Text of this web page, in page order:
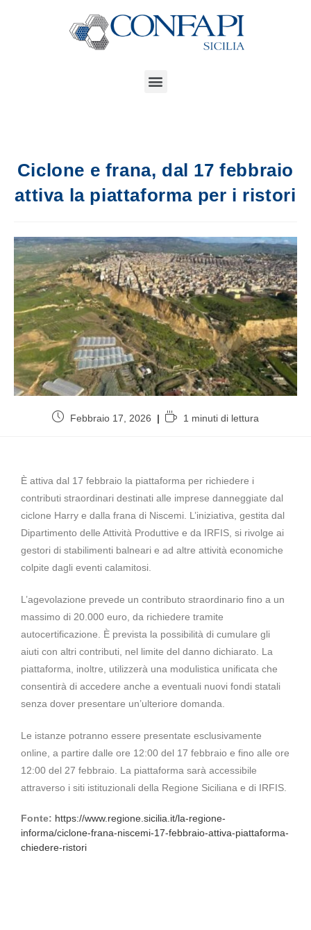
Ciclone e frana, dal 17 febbraio
attiva la piattaforma per i ristori
Febbraio 17, 2026 1 minuti di lettura
È attiva dal 17 febbraio la piattaforma per richiedere i
contributi straordinari destinati alle imprese danneggiate dal
ciclone Harry e dalla frana di Niscemi. L’iniziativa, gestita dal
Dipartimento delle Attività Produttive e da IRFIS, si rivolge ai
gestori di stabilimenti balneari e ad altre attività economiche
colpite dagli eventi calamitosi.
L’agevolazione prevede un contributo straordinario fino a un
massimo di 20.000 euro, da richiedere tramite
autocertificazione. È prevista la possibilità di cumulare gli
aiuti con altri contributi, nel limite del danno dichiarato. La
piattaforma, inoltre, utilizzerà una modulistica unificata che
consentirà di accedere anche a eventuali nuovi fondi statali
senza dover presentare un’ulteriore domanda.
Le istanze potranno essere presentate esclusivamente
online, a partire dalle ore 12:00 del 17 febbraio e fino alle ore
12:00 del 27 febbraio. La piattaforma sarà accessibile
attraverso i siti istituzionali della Regione Siciliana e di IRFIS.
Fonte: https://www.regione.sicilia.it/la-regione-
informa/ciclone-frana-niscemi-17-febbraio-attiva-piattaforma-
chiedere-ristori